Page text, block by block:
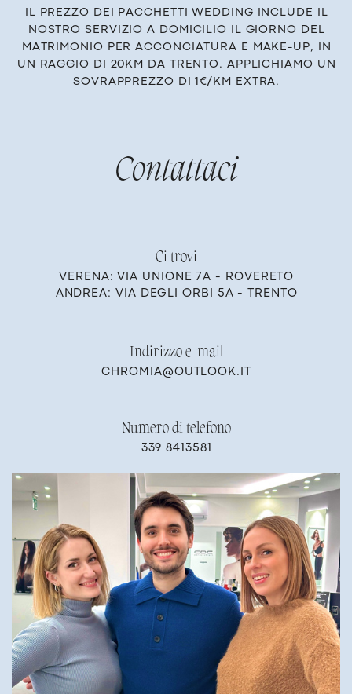
IL PREZZO DEI PACCHETTI WEDDING INCLUDE IL
NOSTRO SERVIZIO A DOMICILIO IL GIORNO DEL
MATRIMONIO PER ACCONCIATURA E ​MAKE-UP, IN
UN RAGGIO DI 20KM DA TRENTO. APPLICHIAMO UN
SOVRAPPREZZO DI 1€/KM EXTRA.
Co​ntattaci
Ci​ trovi
VERENA: VIA UNIONE 7A - RO​VERETO
ANDREA: VIA DEGLI OR​BI 5A - TRENTO
Indirizzo e-mail
CH​ROMIA@OUTLOOK.IT
Numero di telefono
33​9 8413581